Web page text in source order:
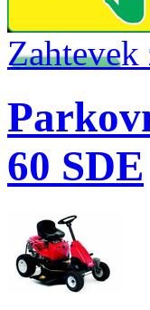
Zahtevek
60 SDE